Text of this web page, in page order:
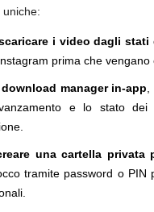
i video dagli stati
prima che vengano
download manager in-app
e lo stato dei
una cartella privata
tramite password o PIN